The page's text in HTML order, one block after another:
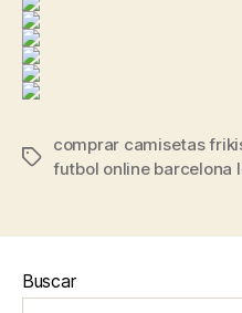
Etiquetas
comprar camisetas
futbol online barcelona
Buscar